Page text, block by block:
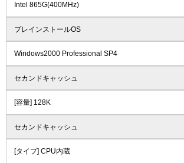
Intel 865G(400MHz)
プレインストールOS
Windows2000 Professional SP4
セカンドキャッシュ
[容量] 128K
セカンドキャッシュ
[タイプ] CPU内蔵